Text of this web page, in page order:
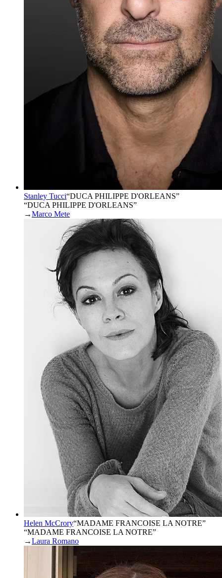
Stanley Tucci“DUCA PHILIPPE D'ORLEANS”
“DUCA PHILIPPE D'ORLEANS”
→Marco Mete
Helen McCrory“MADAME FRANCOISE LA NOTRE”
“MADAME FRANCOISE LA NOTRE”
→Laura Romano